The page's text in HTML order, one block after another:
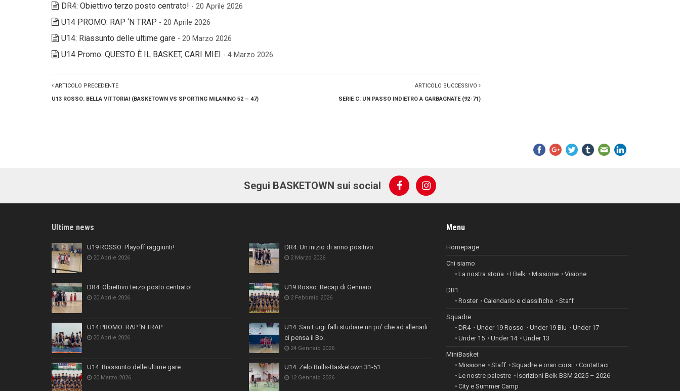
DR4: Obiettivo terzo posto centrato! - 20 Aprile 2026
U14 PROMO: RAP ‘N TRAP - 20 Aprile 2026
U14: Riassunto delle ultime gare - 20 Marzo 2026
U14 Promo: QUESTO È IL BASKET, CARI MIEI - 4 Marzo 2026
ARTICOLO PRECEDENTE
U13 ROSSO: BELLA VITTORIA! (BASKETOWN VS SPORTING MILANINO 52 – 47)
ARTICOLO SUCCESSIVO
SERIE C: UN PASSO INDIETRO A GARBAGNATE (92-71)
Segui BASKETOWN sui social
Ultime news
U19 ROSSO: Playoff raggiunti!
20 Aprile 2026
DR4: Obiettivo terzo posto centrato!
20 Aprile 2026
U14 PROMO: RAP ‘N TRAP
20 Aprile 2026
U14: Riassunto delle ultime gare
20 Marzo 2026
DR4: Un inizio di anno positivo
2 Marzo 2026
U19 Rosso: Recap di Gennaio
2 Febbraio 2026
U14: San Luigi falli studiare un po’ che ad allenarli
ci pensa il Bo.
24 Gennaio 2026
U14: Zelo Bulls-Basketown 31-51
12 Gennaio 2026
Menu
Homepage
Chi siamo
La nostra storia
I Belk Missione Visione
DR1
Roster
Calendario e classifiche Staff
Squadre
DR4
Under 19 Rosso Under 19 Blu
Under 17
Under 15
Under 14 Under 13
MiniBasket
Missione
Staff Squadre e orari corsi
Contattaci
Le nostre palestre
Iscrizioni Belk BSM 2025 – 2026
City e Summer Camp